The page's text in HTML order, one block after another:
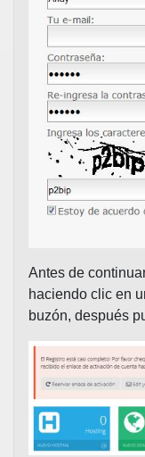
Antes de
haciendo clic en
buzón, después